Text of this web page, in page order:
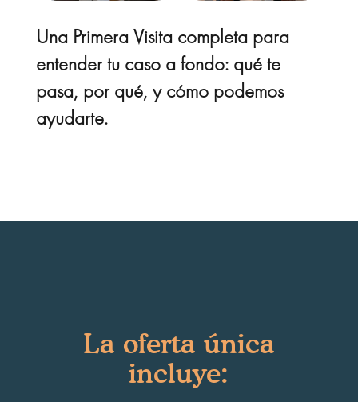
Una Primera Visita completa para
entender tu caso a fondo: qué te
pasa, por qué, y cómo podemos
ayudarte.
La oferta única
incluye: